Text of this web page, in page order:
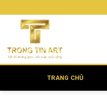
qua
TRANG CHỦ